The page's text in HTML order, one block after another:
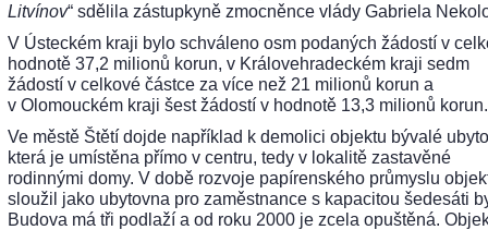
Litvínov“ sdělila zástupkyně zmocněnce vlády Gabriela
V Ústeckém kraji bylo schváleno osm podaných žádostí v
hodnotě 37,2 milionů korun, v Královehradeckém kraji sedm
žádostí v celkové částce za více než 21 milionů korun a
v Olomouckém kraji šest žádostí v hodnotě 13,3 milionů korun.
Ve městě Štětí dojde například k demolici objektu bývalé
která je umístěna přímo v centru, tedy v lokalitě zastavěné
rodinnými domy. V době rozvoje papírenského průmyslu
sloužil jako ubytovna pro zaměstnance s kapacitou šedesáti
Budova má tři podlaží a od roku 2000 je zcela opuštěná.